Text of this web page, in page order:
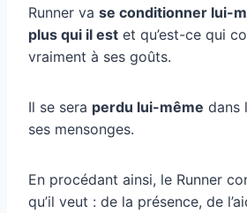
Runner va se conditionner lui-
plus qui il est et qu’est-ce qui
vraiment à ses goûts.
Il se sera perdu lui-même dans
ses mensonges.
En procédant ainsi, le Runner
qu’il veut : de la présence, de